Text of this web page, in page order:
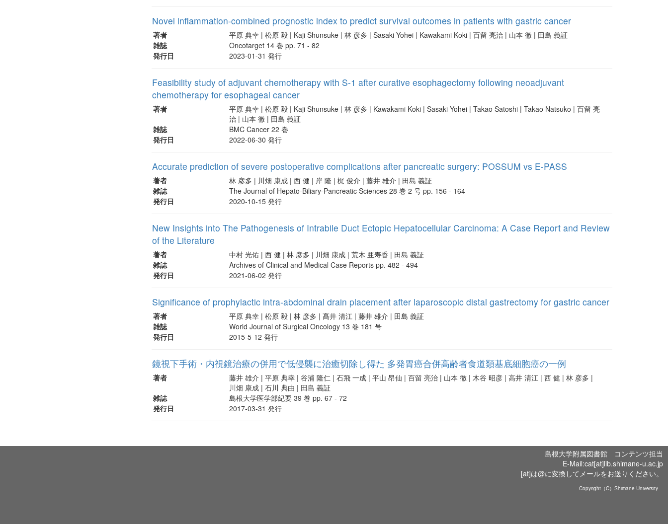
Novel inflammation-combined prognostic index to predict survival outcomes in patients with gastric cancer
著者
平原 典幸 | 松原 毅 | Kaji Shunsuke | 林 彦多 | Sasaki Yohei | Kawakami Koki | 百留 亮治 | 山本 徹 | 田島 義証
雑誌
Oncotarget 14 巻 pp. 71 - 82
発行日
2023-01-31 発行
Feasibility study of adjuvant chemotherapy with S-1 after curative esophagectomy following neoadjuvant
chemotherapy for esophageal cancer
著者
平原 典幸 | 松原 毅 | Kaji Shunsuke | 林 彦多 | Kawakami Koki | Sasaki Yohei | Takao Satoshi | Takao Natsuko | 百留 亮
治 | 山本 徹 | 田島 義証
雑誌
BMC Cancer 22 巻
発行日
2022-06-30 発行
Accurate prediction of severe postoperative complications after pancreatic surgery: POSSUM vs E-PASS
著者
林 彦多 | 川畑 康成 | 西 健 | 岸 隆 | 梶 俊介 | 藤井 雄介 | 田島 義証
雑誌
The Journal of Hepato-Biliary-Pancreatic Sciences 28 巻 2 号 pp. 156 - 164
発行日
2020-10-15 発行
New Insights into The Pathogenesis of Intrabile Duct Ectopic Hepatocellular Carcinoma: A Case Report and Review
of the Literature
著者
中村 光佑 | 西 健 | 林 彦多 | 川畑 康成 | 荒木 亜寿香 | 田島 義証
雑誌
Archives of Clinical and Medical Case Reports pp. 482 - 494
発行日
2021-06-02 発行
Significance of prophylactic intra-abdominal drain placement after laparoscopic distal gastrectomy for gastric cancer
著者
平原 典幸 | 松原 毅 | 林 彦多 | 髙井 清江 | 藤井 雄介 | 田島 義証
雑誌
World Journal of Surgical Oncology 13 巻 181 号
発行日
2015-5-12 発行
鏡視下手術・内視鏡治療の併用で低侵襲に治癒切除し得た 多発胃癌合併高齢者食道類基底細胞癌の一例
著者
藤井 雄介 | 平原 典幸 | 谷浦 隆仁 | 石飛 一成 | 平山 昂仙 | 百留 亮治 | 山本 徹 | 木谷 昭彦 | 高井 清江 | 西 健 | 林 彦多 |
川畑 康成 | 石川 典由 | 田島 義証
雑誌
島根大学医学部紀要 39 巻 pp. 67 - 72
発行日
2017-03-31 発行
島根大学附属図書館 コンテンツ担当
E-Mail:cat[at]lib.shimane-u.ac.jp
[at]は@に変換してメールをお送りください。
Copyright（C）Shimane University